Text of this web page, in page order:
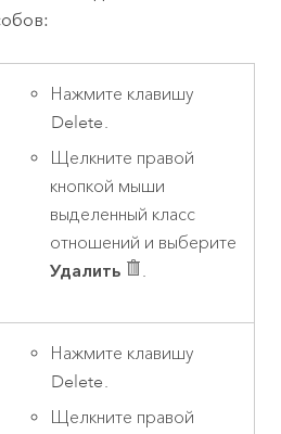
Нажмите клавишу
Delete.
Щелкните правой
кнопкой мыши
выделенный класс
отношений и выберите
Удалить .
Нажмите клавишу
Delete.
Щелкните правой